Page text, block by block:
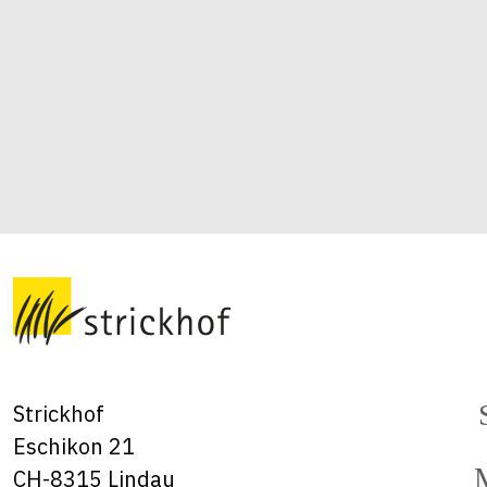
Strickhof
Eschikon 21
CH-8315 Lindau